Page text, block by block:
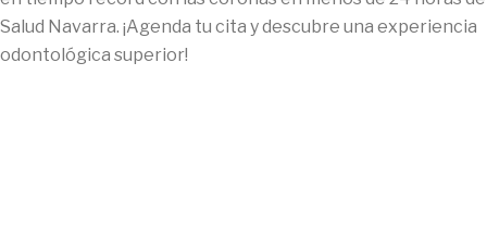
Salud Navarra. ¡Agenda tu cita y descubre una experiencia
odontológica superior!